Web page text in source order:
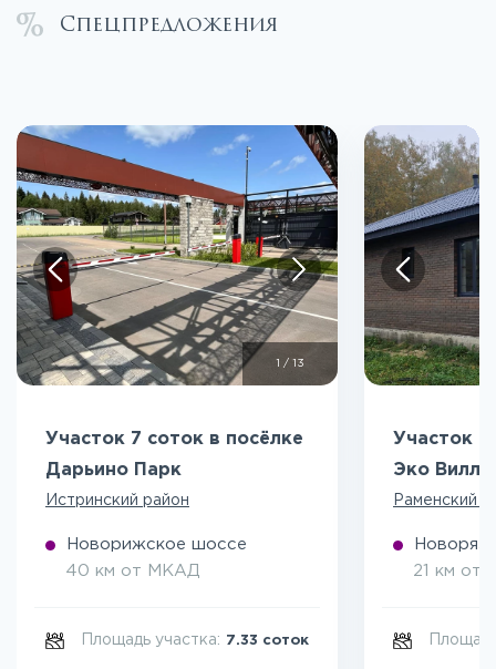
Спецпредложения
/ 13
Участок 7 соток в посёлке
Дарьино Парк
Истринский район
Новорижское шоссе
40 км от МКАД
Площадь участка: 7.33 соток
Участок 5
Эко
Раменский
21 км от